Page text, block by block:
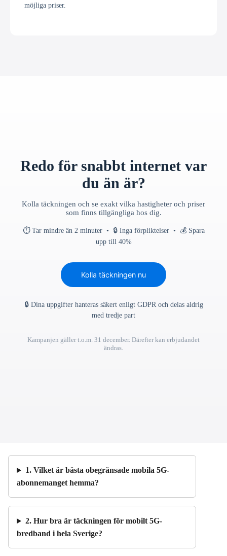
möjliga priser.
Redo för snabbt internet var
du än är?
Kolla täckningen och se exakt vilka hastigheter och priser
som finns tillgängliga hos dig.
⏱ Tar mindre än 2 minuter • 🔒 Inga förpliktelser • 💰 Spara
upp till 40%
Kolla täckningen nu
🔒 Dina uppgifter hanteras säkert enligt GDPR och delas aldrig
med tredje part
Kampanjen gäller t.o.m. 31 december. Därefter kan erbjudandet
ändras.
1. Vilket är bästa obegränsade mobila 5G-
abonnemanget hemma?
2. Hur bra är täckningen för mobilt 5G-
bredband i hela Sverige?